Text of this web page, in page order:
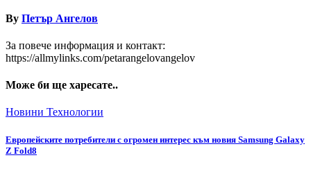
By Петър Ангелов
За повече информация и контакт:
https://allmylinks.com/petarangelovangelov
Може би ще харесате..
Новини Технологии
Европейските потребители с огромен интерес към новия Samsung Galaxy
Z Fold8